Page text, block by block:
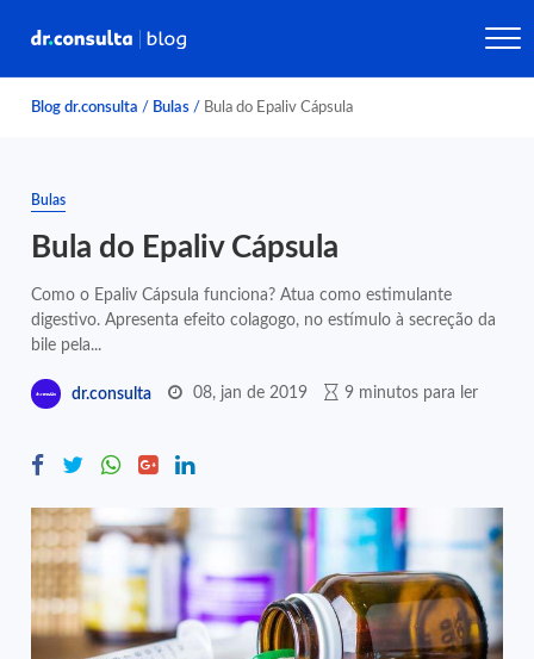
Blog dr.consulta / Bulas / Bula do Epaliv Cápsula
Bulas
Bula do Epaliv Cápsula
Como o Epaliv Cápsula funciona? Atua como estimulante
digestivo. Apresenta efeito colagogo, no estímulo à secreção da
bile pela...
dr.consulta 08, jan de 2019 9 minutos para ler